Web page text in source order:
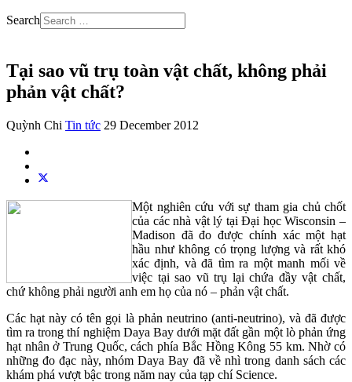
Search
Tại sao vũ trụ toàn vật chất, không phải
phản vật chất?
Quỳnh Chi Tin tức 29 December 2012
Một nghiên cứu với sự tham gia chủ chốt
của các nhà vật lý tại Đại học Wisconsin –
Madison đã đo được chính xác một hạt
hầu như không có trọng lượng và rất khó
xác định, và đã tìm ra một manh mối về
việc tại sao vũ trụ lại chứa đầy vật chất,
chứ không phải người anh em họ của nó – phản vật chất.
Các hạt này có tên gọi là phản neutrino (anti-neutrino), và đã được
tìm ra trong thí nghiệm Daya Bay dưới mặt đất gần một lò phản ứng
hạt nhân ở Trung Quốc, cách phía Bắc Hồng Kông 55 km. Nhờ có
những đo đạc này, nhóm Daya Bay đã về nhì trong danh sách các
khám phá vượt bậc trong năm nay của tạp chí Science.